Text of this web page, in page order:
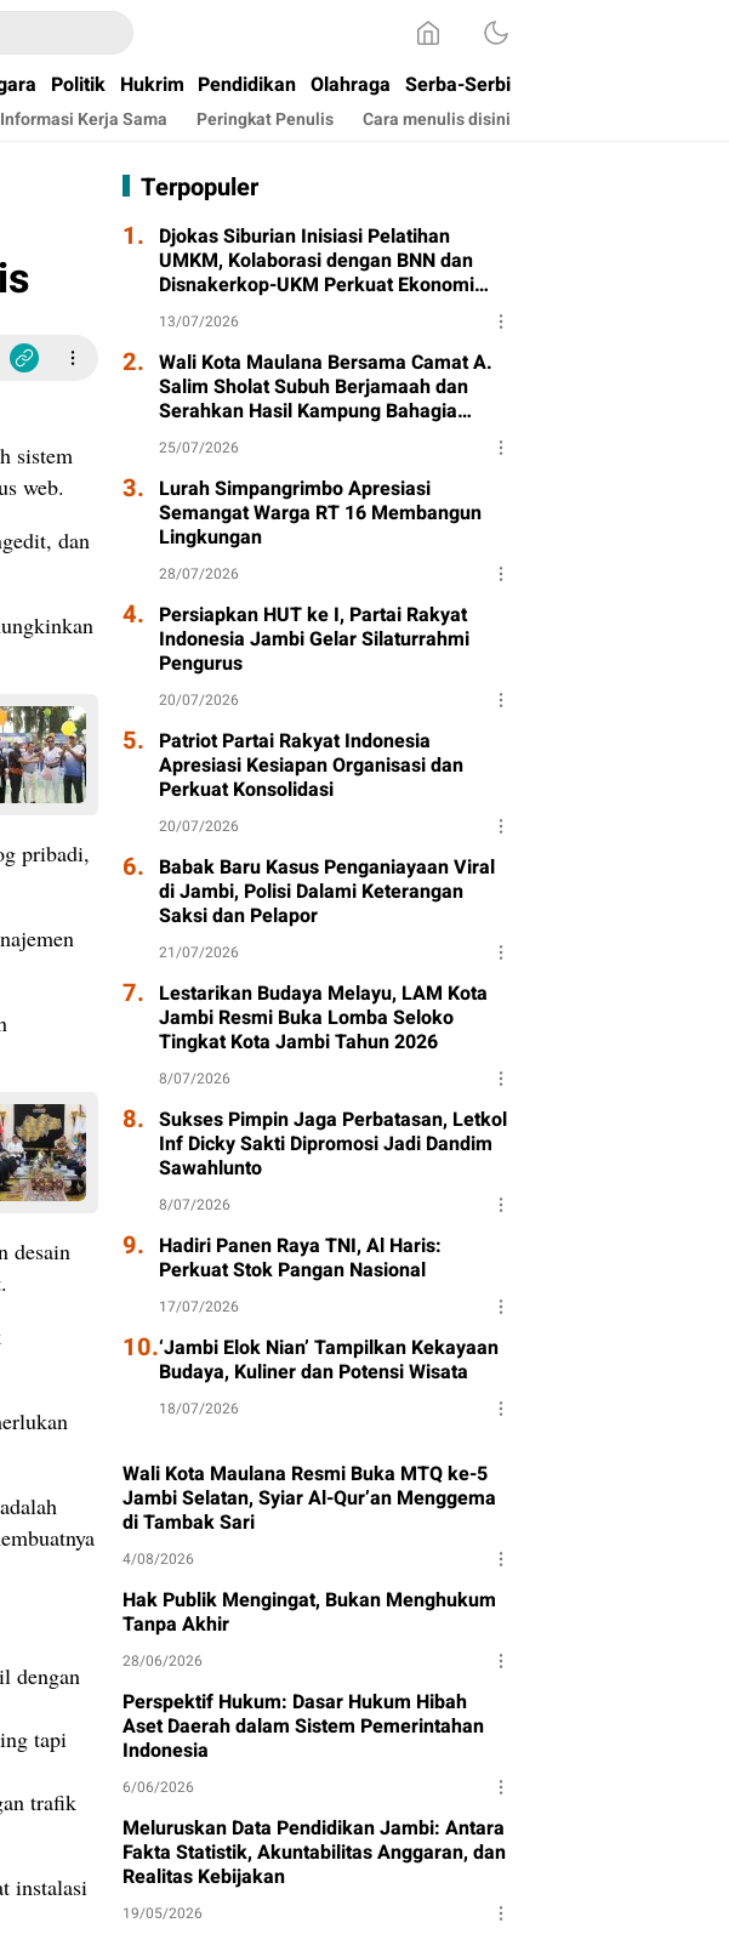
Politik Hukrim Pendidikan Olahraga Serba-Serbi
Informasi Kerja Sama Peringkat Penulis Cara menulis disini
sistem
web.
dan
pribadi,
desain
dengan
tapi
trafik
instalasi
Terpopuler
1. Djokas Siburian Inisiasi Pelatihan
UMKM, Kolaborasi dengan BNN dan
Disnakerkop-UKM Perkuat Ekonomi
Warga
13/07/2026
2. Wali Kota Maulana Bersama Camat A.
Salim Sholat Subuh Berjamaah dan
Serahkan Hasil Kampung Bahagia
Tahap I
25/07/2026
3. Lurah Simpangrimbo Apresiasi
Semangat Warga RT 16 Membangun
Lingkungan
28/07/2026
4. Persiapkan HUT ke I, Partai Rakyat
Indonesia Jambi Gelar Silaturrahmi
Pengurus
20/07/2026
5. Patriot Partai Rakyat Indonesia
Apresiasi Kesiapan Organisasi dan
Perkuat Konsolidasi
20/07/2026
6. Babak Baru Kasus Penganiayaan Viral
di Jambi, Polisi Dalami Keterangan
Saksi dan Pelapor
21/07/2026
7. Lestarikan Budaya Melayu, LAM Kota
Jambi Resmi Buka Lomba Seloko
Tingkat Kota Jambi Tahun 2026
8/07/2026
8. Sukses Pimpin Jaga Perbatasan, Letkol
Inf Dicky Sakti Dipromosi Jadi Dandim
Sawahlunto
8/07/2026
9. Hadiri Panen Raya TNI, Al Haris:
Perkuat Stok Pangan Nasional
17/07/2026
10.‘Jambi Elok Nian’ Tampilkan Kekayaan
Budaya, Kuliner dan Potensi Wisata
18/07/2026
Wali Kota Maulana Resmi Buka MTQ ke-5
Jambi Selatan, Syiar Al-Qur’an Menggema
di Tambak Sari
4/08/2026
Hak Publik Mengingat, Bukan Menghukum
Tanpa Akhir
28/06/2026
Perspektif Hukum: Dasar Hukum Hibah
Aset Daerah dalam Sistem Pemerintahan
Indonesia
6/06/2026
Meluruskan Data Pendidikan Jambi: Antara
Fakta Statistik, Akuntabilitas Anggaran, dan
Realitas Kebijakan
19/05/2026